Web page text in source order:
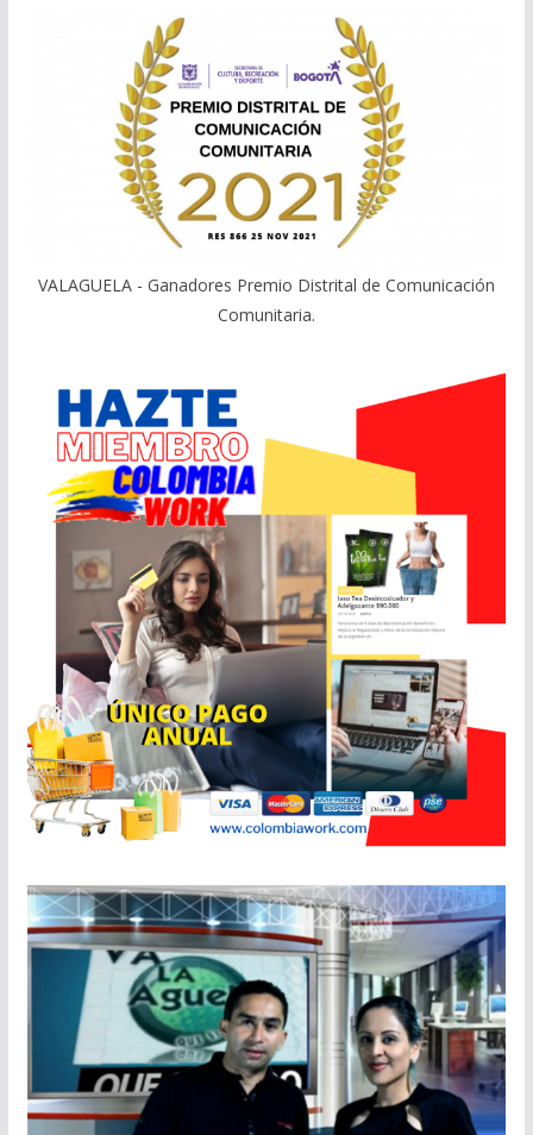
VALAGUELA - Ganadores Premio Distrital de Comunicación
Comunitaria.